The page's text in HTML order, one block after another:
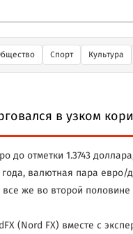
Спорт Культура
в узком
до отметки 1.3743
валютная пара
все же во второй
(Nord FX) вместе с